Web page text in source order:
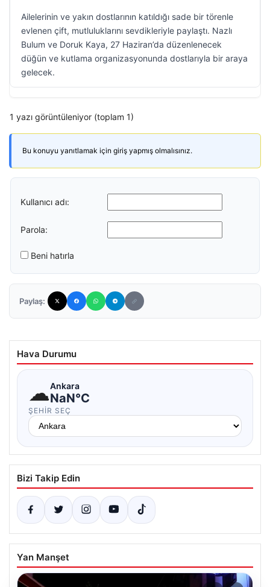
Ailelerinin ve yakın dostlarının katıldığı sade bir törenle
evlenen çift, mutluluklarını sevdikleriyle paylaştı. Nazlı
Bulum ve Doruk Kaya, 27 Haziran’da düzenlenecek
düğün ve kutlama organizasyonunda dostlarıyla bir araya
gelecek.
1 yazı görüntüleniyor (toplam 1)
Bu konuyu yanıtlamak için giriş yapmış olmalısınız.
Kullanıcı adı:
Parola:
Beni hatırla
Paylaş:
Hava Durumu
☁Ankara
NaN°C
ŞEHIR SEÇ
Bizi Takip Edin
Yan Manşet